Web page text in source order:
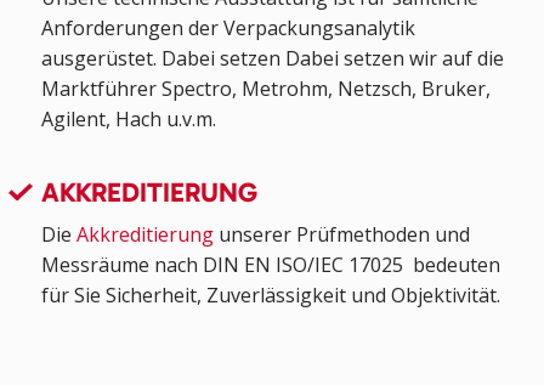
Anforderungen der Verpackungsanalytik
ausgerüstet. Dabei setzen Dabei setzen wir auf die
Marktführer Spectro, Metrohm, Netzsch, Bruker,
Agilent, Hach u.v.m.
AKKREDITIERUNG
Die Akkreditierung unserer Prüfmethoden und
Messräume nach DIN EN ISO/IEC 17025 bedeuten
für Sie Sicherheit, Zuverlässigkeit und Objektivität.